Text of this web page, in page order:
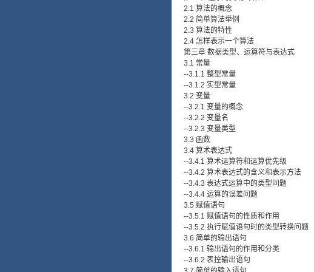
2.1 算法的概念
2.2 简单算法举例
2.3 算法的特性
2.4 怎样表示一个算法
第三章 数据类型、运算符与表达式
3.1 常量
--3.1.1 整型常量
--3.1.2 实型常量
3.2 变量
--3.2.1 变量的概念
--3.2.2 变量名
--3.2.3 变量类型
3.3 函数
3.4 算术表达式
--3.4.1 算术运算符和运算优先级
--3.4.2 算术表达式的含义和表示方法
--3.4.3 表达式运算中的类型问题
--3.4.4 运算的误差问题
3.5 赋值语句
--3.5.1 赋值语句的性质和作用
--3.5.2 执行赋值语句时的类型转换问题
3.6 简单的输出语句
--3.6.1 输出语句的作用和分类
--3.6.2 表控输出语句